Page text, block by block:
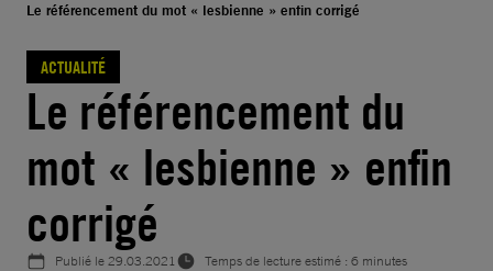
Le référencement du mot « lesbienne » enfin corrigé
ACTUALITÉ
Le référencement du
mot « lesbienne » enfin
corrigé
Publié le29.03.2021 Temps de lecture estimé : 6 minutes